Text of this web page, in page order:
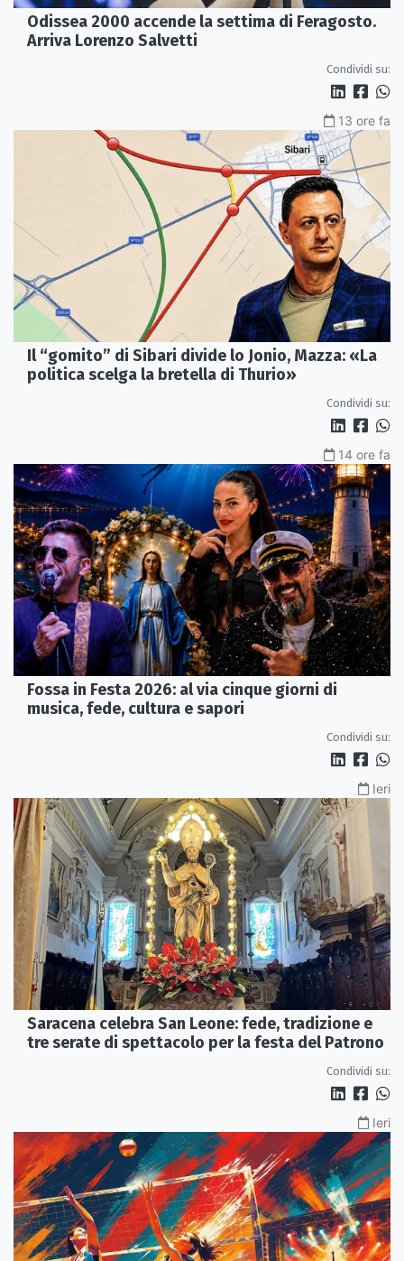
Odissea 2000 accende la settima di Feragosto.
Arriva Lorenzo Salvetti
Condividi su:
13 ore fa
Il “gomito” di Sibari divide lo Jonio, Mazza: «La
politica scelga la bretella di Thurio»
Condividi su:
14 ore fa
Fossa in Festa 2026: al via cinque giorni di
musica, fede, cultura e sapori
Condividi su:
Ieri
Saracena celebra San Leone: fede, tradizione e
tre serate di spettacolo per la festa del Patrono
Condividi su:
Ieri